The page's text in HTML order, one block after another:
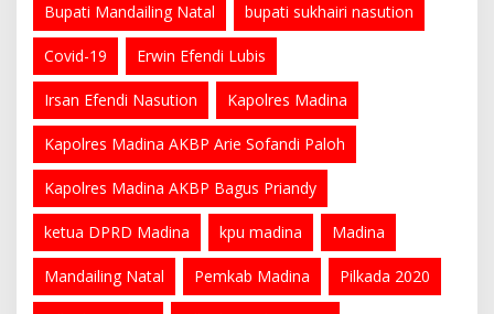
Bupati Mandailing Natal bupati sukhairi nasution
Covid-19 Erwin Efendi Lubis
Irsan Efendi Nasution Kapolres Madina
Kapolres Madina AKBP Arie Sofandi Paloh
Kapolres Madina AKBP Bagus Priandy
ketua DPRD Madina kpu madina Madina
Mandailing Natal Pemkab Madina Pilkada 2020